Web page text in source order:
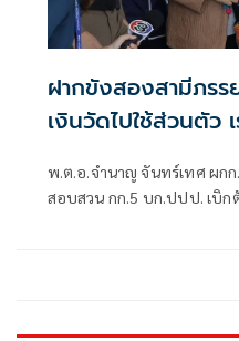
ฝากขังสองสามีภร
เงินวัดไปใช้ส่วนตัว
พ.ต.อ.จำนาญ จันทร์เทศ ผก
สอบสวน กก.5 บก.ปปป. เบิก